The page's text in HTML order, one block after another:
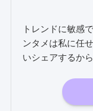
トレンドに敏感
ンタメは私に任
いシェアするか